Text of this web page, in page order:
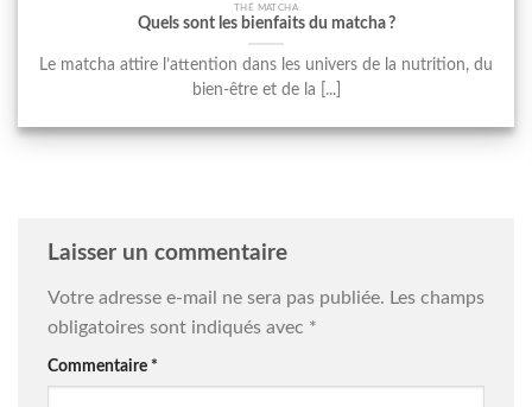
THÉ MATCHA
Quels sont les bienfaits du matcha ?
Le matcha attire l’attention dans les univers de la nutrition, du
bien-être et de la [...]
Laisser un commentaire
Votre adresse e-mail ne sera pas publiée. Les champs
obligatoires sont indiqués avec *
Commentaire *